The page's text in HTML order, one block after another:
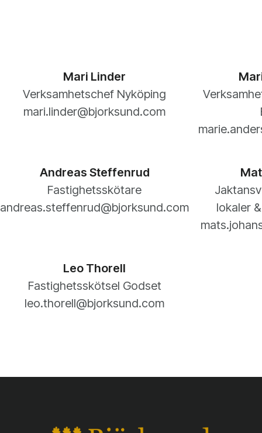
Mari Linder
Verksamhetschef Nyköping
‍mari.linder@bjorksund.com
Andreas Steffenrud
Fastighetsskötare
andreas.steffenrud@bjorksund.com
lokaler
Leo Thorell
Fastighetsskötsel Godset
leo.thorell@bjorksund.com